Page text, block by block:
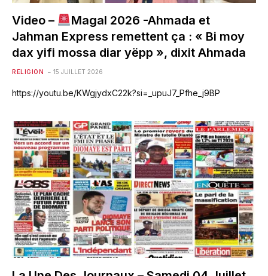
Video –
Magal 2026 -Ahmada et
Jahman Express remettent ça : « Bi moy
dax yifi mossa diar yëpp », dixit Ahmada
RELIGION 15 JUILLET 2026
https://youtu.be/KWgjydxC22k?si=_upuJ7_Pfhe_j9BP